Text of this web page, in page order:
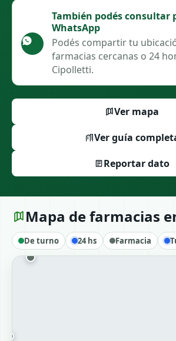
También podés consultar
WhatsApp
Podés compartir tu
farmacias cercanas o 24
Cipolletti.
Ver mapa
Ver guía
Reportar dato
Mapa de farmacias
De turno 24 hs Farmacia